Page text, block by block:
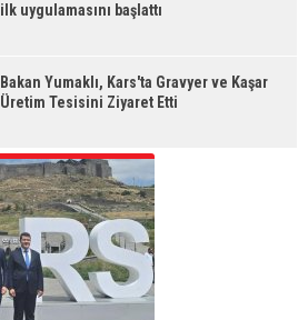
ilk uygulamasını başlattı
Bakan Yumaklı, Kars'ta Gravyer ve Kaşar
Üretim Tesisini Ziyaret Etti